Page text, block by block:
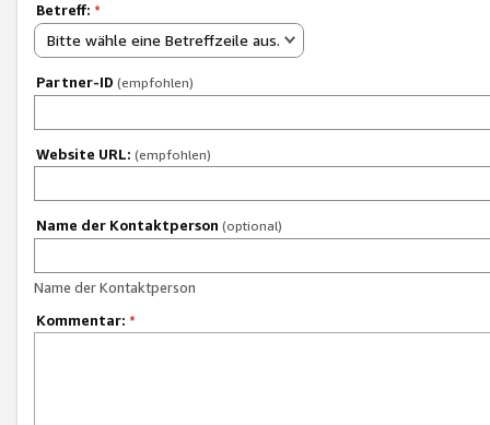
Betreff: *
Bitte wähle eine Betreffzeile aus.
Partner-ID (empfohlen)
Website URL: (empfohlen)
Name der Kontaktperson (optional)
Name der Kontaktperson
Kommentar: *